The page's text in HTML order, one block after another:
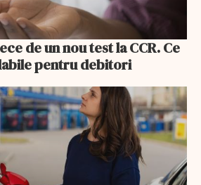
de un nou test la CCR. Ce
pentru debitori